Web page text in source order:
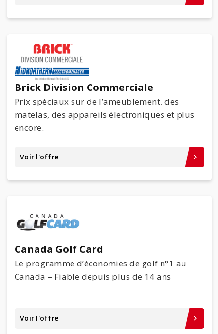
Brick Division Commerciale
Prix spéciaux sur de l’ameublement, des
matelas, des appareils électroniques et plus
encore.
Voir l'offre keyboard_arrow_right
Canada Golf Card
Le programme d’économies de golf n°1 au
Canada – Fiable depuis plus de 14 ans
Voir l'offre keyboard_arrow_right